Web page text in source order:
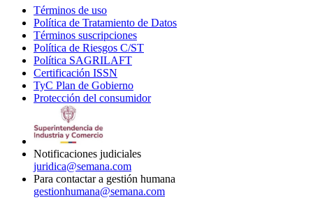
Términos de uso
in
new
window
Política de Tratamiento de Datos
Términos suscripciones
in
Política de Riesgos C/ST
Política SAGRILAFT
new
window
Certificación ISSN
in
new
TyC Plan de Gobierno
in
Protección del consumidorOpens
Notificaciones judiciales
juridica@semana.com
Para contactar a gestión humana
gestionhumana@semana.com